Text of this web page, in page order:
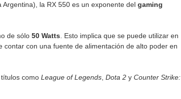
la RX 550 es un exponente del gaming
de sólo 50 Watts . Esto implica que se puede utilizar en
con una fuente de alimentación de alto poder en
como League of Legends Dota 2 y Counter Strike: